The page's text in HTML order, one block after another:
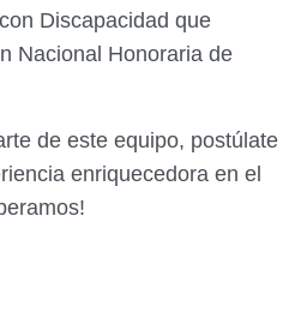
Discapacidad que
Nacional Honoraria de
de este equipo, postúlate
enriquecedora en el